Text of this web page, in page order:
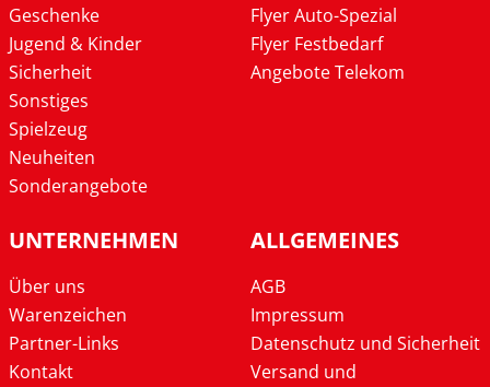
Geschenke
Jugend & Kinder
Sicherheit
Sonstiges
Spielzeug
Neuheiten
Sonderangebote
Flyer Auto-Spezial
Flyer Festbedarf
Angebote Telekom
UNTERNEHMEN
Über uns
Warenzeichen
Partner-Links
Kontakt
ALLGEMEINES
AGB
Impressum
Datenschutz und Sicherheit
Versand und